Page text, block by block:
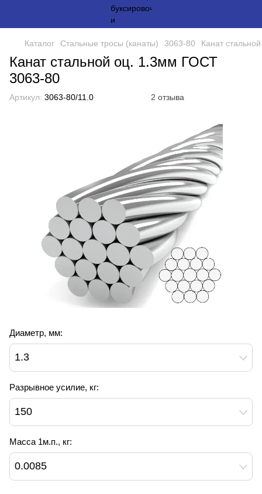
Каталог Стальные тросы (канаты) 3063-80 Канат
Канат стальной оц. 1.3мм ГОСТ
3063-80
Артикул: 3063-80/11.0 2 отзыва
Диаметр, мм:
1.3
Разрывное усилие, кг:
150
Масса 1м.п., кг:
0.0085